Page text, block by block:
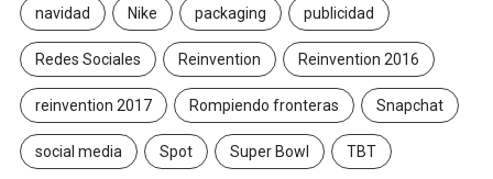
navidad Nike packaging publicidad
Redes Sociales Reinvention Reinvention 2016
reinvention 2017 Rompiendo fronteras Snapchat
social media Spot Super Bowl TBT